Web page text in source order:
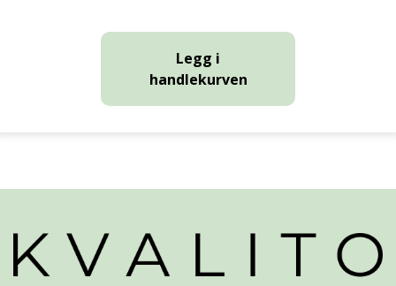
Legg i
handlekurven